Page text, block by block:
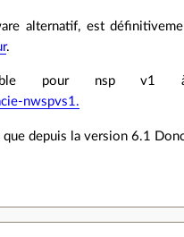
alternatif, est
.
pour
nwspvs1.
depuis la version 6.1